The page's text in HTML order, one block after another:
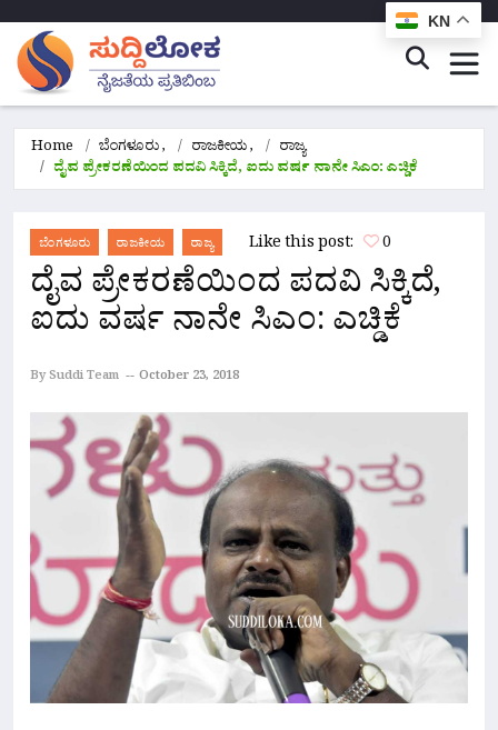
Home ಬೆಂಗಳೂರು, ರಾಜಕೀಯ,
ರಾಜ್ಯ
ದೈವ ಪ್ರೇಕರಣೆಯಿಂದ ಪದವಿ ಸಿಕ್ಕಿದೆ, ಐದು ವರ್ಷ ನಾನೇ ಸಿಎಂ: ಎಚ್ಡಿಕೆ
ಬೆಂಗಳೂರು ರಾಜಕೀಯ ರಾಜ್ಯ Like this post: 0
ದೈವ ಪ್ರೇಕರಣೆಯಿಂದ ಪದವಿ ಸಿಕ್ಕಿದೆ,
ಐದು ವರ್ಷ ನಾನೇ ಸಿಎಂ: ಎಚ್ಡಿಕೆ
By Suddi Team October 23, 2018
KN